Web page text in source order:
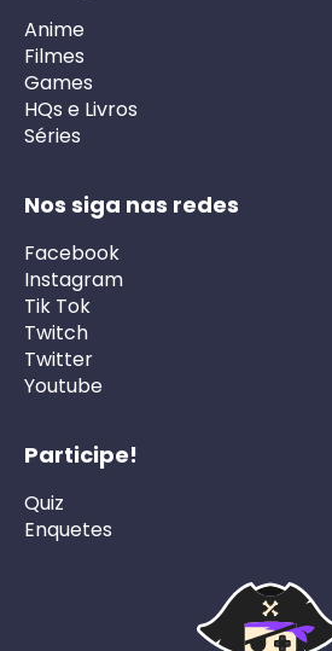
Anime
Filmes
Games
HQs e Livros
Séries
Nos siga nas redes
Facebook
Instagram
Tik Tok
Twitch
Twitter
Youtube
Participe!
Quiz
Enquetes